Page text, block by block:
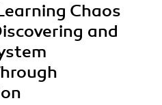
Chaos
and